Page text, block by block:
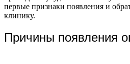
первые признаки появления и
клинику.
Причины появления